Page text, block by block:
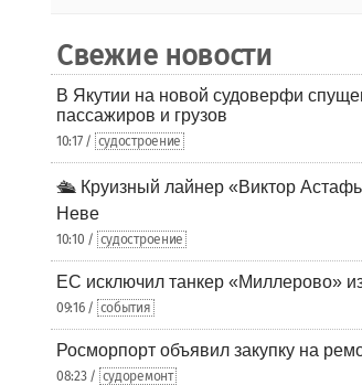
Свежие новости
В Якутии на новой судоверфи
пассажиров и грузов
10:17 / судостроение
🛳️ Круизный лайнер «Виктор
Неве
10:10 / судостроение
ЕС исключил танкер «Миллерово»
09:16 / события
Росморпорт объявил закупку на
08:23 / судоремонт